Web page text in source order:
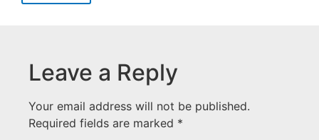
Leave a Reply
Your email address will not be published.
Required fields are marked *